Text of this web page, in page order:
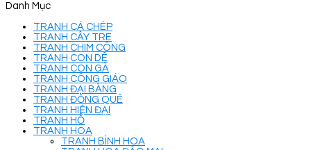
Danh Mục
TRANH CÁ CHÉP
TRANH CÂY TRE
TRANH CHIM CÔNG
TRANH CON DÊ
TRANH CON GÀ
TRANH CÔNG GIÁO
TRANH ĐẠI BÀNG
TRANH ĐỒNG QUÊ
TRANH HIỆN ĐẠI
TRANH HỔ
TRANH HOA
TRANH BÌNH HOA